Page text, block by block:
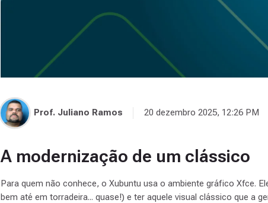
Prof. Juliano Ramos 20 dezembro 2025, 12:26 PM
A modernização de um clássico
Para quem não conhece, o Xubuntu usa o ambiente gráfico Xfce.
bem até em torradeira... quase!) e ter aquele visual clássico que a